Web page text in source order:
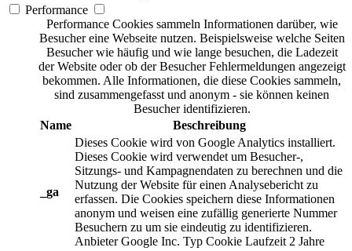
Performance
Performance Cookies sammeln Informationen darüber, wie
Besucher eine Webseite nutzen. Beispielsweise welche Seiten
Besucher wie häufig und wie lange besuchen, die Ladezeit
der Website oder ob der Besucher Fehlermeldungen angezeigt
bekommen. Alle Informationen, die diese Cookies sammeln,
sind zusammengefasst und anonym - sie können keinen
Besucher identifizieren.
Name
Beschreibung
_ga
Dieses Cookie wird von Google Analytics installiert.
Dieses Cookie wird verwendet um Besucher-,
Sitzungs- und Kampagnendaten zu berechnen und die
Nutzung der Website für einen Analysebericht zu
erfassen. Die Cookies speichern diese Informationen
anonym und weisen eine zufällig generierte Nummer
Besuchern zu um sie eindeutig zu identifizieren.
Anbieter Google Inc. Typ Cookie Laufzeit 2 Jahre